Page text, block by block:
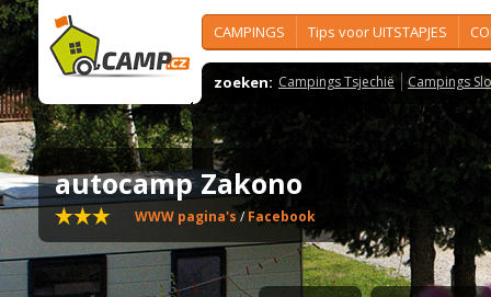
CAMPINGS Tips voor UITSTAPJES
zoeken: Campings Tsjechië Campings
autocamp Zakono
WWW pagina's /Facebook